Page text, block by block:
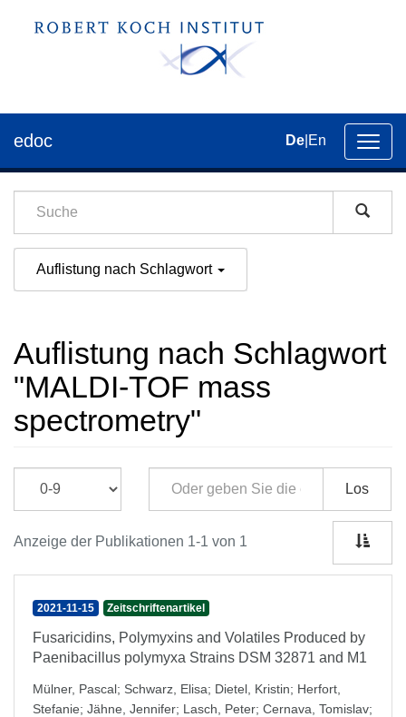
der
edoc De En
Auflistung nach Schlagwort
Auflistung nach Schlagwort
"MALDI-TOF mass
spectrometry"
Los
Anzeige der Publikationen 1-1 von 1
2021-11-15 Zeitschriftenartikel
Fusaricidins, Polymyxins and Volatiles Produced by
Paenibacillus polymyxa Strains DSM 32871 and M1
Mülner, Pascal; Schwarz, Elisa; Dietel, Kristin; Herfort,
Stefanie; Jähne, Jennifer; Lasch, Peter; Cernava, Tomislav;